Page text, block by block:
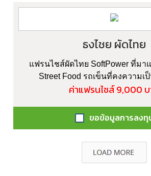
ธงไชย ผัดไทย
แฟรนไชส์ผัดไทย SoftPower ที่มา
Street Food รถเข็นที่คงความเ
ค่าแฟรนไชส์ 9,000
ขอข้อมูลการลงทุ